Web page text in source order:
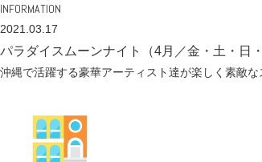
INFORMATION
2021.03.17
パラダイスムーンナイト（4月／金・土・日・
沖縄で活躍する豪華アーティスト達が楽しく素敵